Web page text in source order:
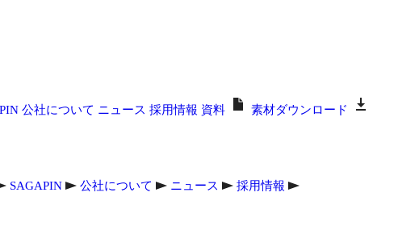
公社について ニュース 採用情報 資料 素材ダウンロード
SAGAPIN 公社について ニュース 採用情報